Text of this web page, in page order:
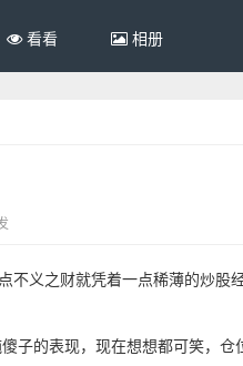
看看 相册
不义之财就凭着一点稀薄的炒股
子的表现，现在想想都可笑，仓